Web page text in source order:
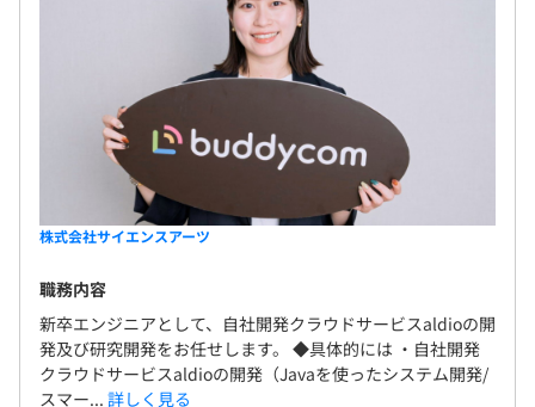
株式会社サイエンスアーツ
職務内容
新卒エンジニアとして、自社開発クラウドサービスaldioの開
発及び研究開発をお任せします。 ◆具体的には ・自社開発
クラウドサービスaldioの開発（Javaを使ったシステム開発/
スマー... 詳しく見る